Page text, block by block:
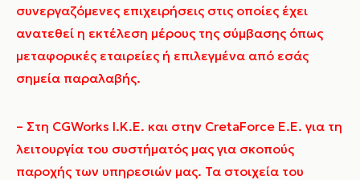
συνεργαζόμενες επιχειρήσεις στις οποίες έχει
ανατεθεί η εκτέλεση μέρους της σύμβασης όπως
μεταφορικές εταιρείες ή επιλεγμένα από εσάς
σημεία παραλαβής.
– Στη CGWorks I.K.E. και στην CretaForce Ε.Ε. για τη
λειτουργία του συστήματός μας για σκοπούς
παροχής των υπηρεσιών μας. Τα στοιχεία του